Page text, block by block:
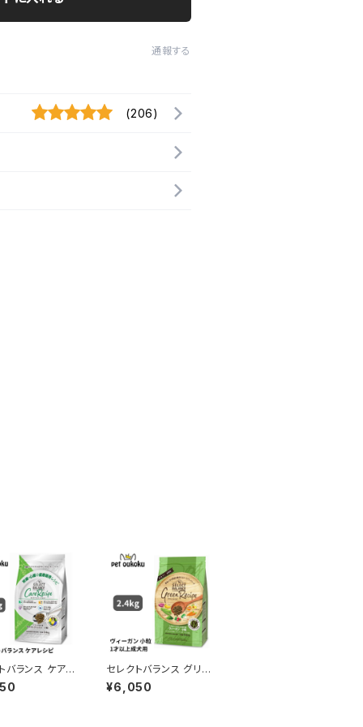
通報する
(206)
バランス ケアレ
イトフィッシュ
・心臓の健康
セレクトバランス グリー
ンレシピ ヴィーガン 小
粒 アダルト 1才以上 成
¥6,050